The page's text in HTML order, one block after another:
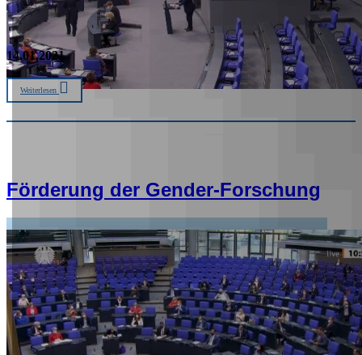
14.01.2021
Weiterlesen
Förderung der Gender-Forschung